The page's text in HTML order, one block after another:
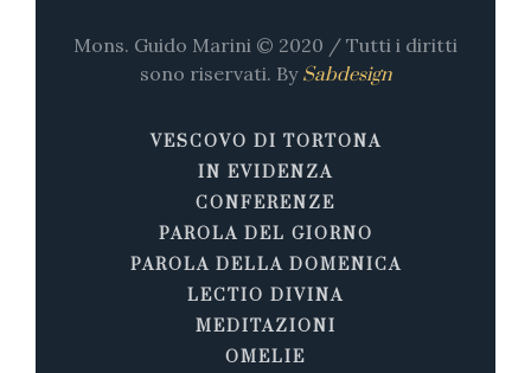
Mons. Guido Marini © 2020 / Tutti i diritti
sono riservati. By Sabdesign
VESCOVO DI TORTONA
IN EVIDENZA
CONFERENZE
PAROLA DEL GIORNO
PAROLA DELLA DOMENICA
LECTIO DIVINA
MEDITAZIONI
OMELIE